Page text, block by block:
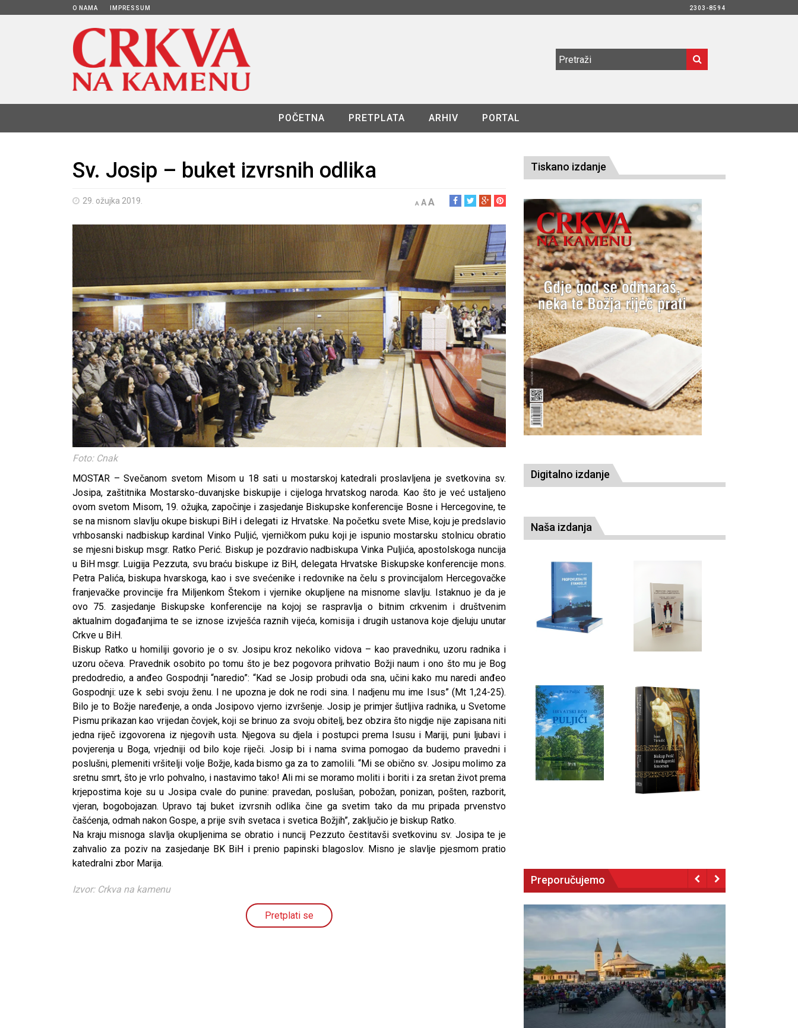
O NAMA IMPRESSUM 2303-8594
POČETNA PRETPLATA ARHIV PORTAL
Sv. Josip – buket izvrsnih odlika
29. ožujka 2019. A AA
Foto: Cnak
MOSTAR – Svečanom svetom Misom u 18 sati u mostarskoj katedrali proslavljena je svetkovina sv.
Josipa, zaštitnika Mostarsko-duvanjske biskupije i cijeloga hrvatskog naroda. Kao što je već ustaljeno
ovom svetom Misom, 19. ožujka, započinje i zasjedanje Biskupske konferencije Bosne i Hercegovine, te
se na misnom slavlju okupe biskupi BiH i delegati iz Hrvatske. Na početku svete Mise, koju je predslavio
vrhbosanski nadbiskup kardinal Vinko Puljić, vjerničkom puku koji je ispunio mostarsku stolnicu obratio
se mjesni biskup msgr. Ratko Perić. Biskup je pozdravio nadbiskupa Vinka Puljića, apostolskoga nuncija
u BiH msgr. Luigija Pezzuta, svu braću biskupe iz BiH, delegata Hrvatske Biskupske konferencije mons.
Petra Palića, biskupa hvarskoga, kao i sve svećenike i redovnike na čelu s provincijalom Hercegovačke
franjevačke provincije fra Miljenkom Štekom i vjernike okupljene na misnome slavlju. Istaknuo je da je
ovo 75. zasjedanje Biskupske konferencije na kojoj se raspravlja o bitnim crkvenim i društvenim
aktualnim događanjima te se iznose izvješća raznih vijeća, komisija i drugih ustanova koje djeluju unutar
Crkve u BiH.
Biskup Ratko u homiliji govorio je o sv. Josipu kroz nekoliko vidova – kao pravedniku, uzoru radnika i
uzoru očeva. Pravednik osobito po tomu što je bez pogovora prihvatio Božji naum i ono što mu je Bog
predodredio, a anđeo Gospodnji “naredio”: “Kad se Josip probudi oda sna, učini kako mu naredi anđeo
Gospodnji: uze k sebi svoju ženu. I ne upozna je dok ne rodi sina. I nadjenu mu ime Isus” (Mt 1,24-25).
Bilo je to Božje naređenje, a onda Josipovo vjerno izvršenje. Josip je primjer šutljiva radnika, u Svetome
Pismu prikazan kao vrijedan čovjek, koji se brinuo za svoju obitelj, bez obzira što nigdje nije zapisana niti
jedna riječ izgovorena iz njegovih usta. Njegova su djela i postupci prema Isusu i Mariji, puni ljubavi i
povjerenja u Boga, vrjedniji od bilo koje riječi. Josip bi i nama svima pomogao da budemo pravedni i
poslušni, plemeniti vršitelji volje Božje, kada bismo ga za to zamolili. “Mi se obično sv. Josipu molimo za
sretnu smrt, što je vrlo pohvalno, i nastavimo tako! Ali mi se moramo moliti i boriti i za sretan život prema
krjepostima koje su u Josipa cvale do punine: pravedan, poslušan, pobožan, ponizan, pošten, razborit,
vjeran, bogobojazan. Upravo taj buket izvrsnih odlika čine ga svetim tako da mu pripada prvenstvo
čašćenja, odmah nakon Gospe, a prije svih svetaca i svetica Božjih”, zaključio je biskup Ratko.
Na kraju misnoga slavlja okupljenima se obratio i nuncij Pezzuto čestitavši svetkovinu sv. Josipa te je
zahvalio za poziv na zasjedanje BK BiH i prenio papinski blagoslov. Misno je slavlje pjesmom pratio
katedralni zbor Marija.
Izvor: Crkva na kamenu
Pretplati se
Tiskano izdanje
Digitalno izdanje
Naša izdanja
Preporučujemo